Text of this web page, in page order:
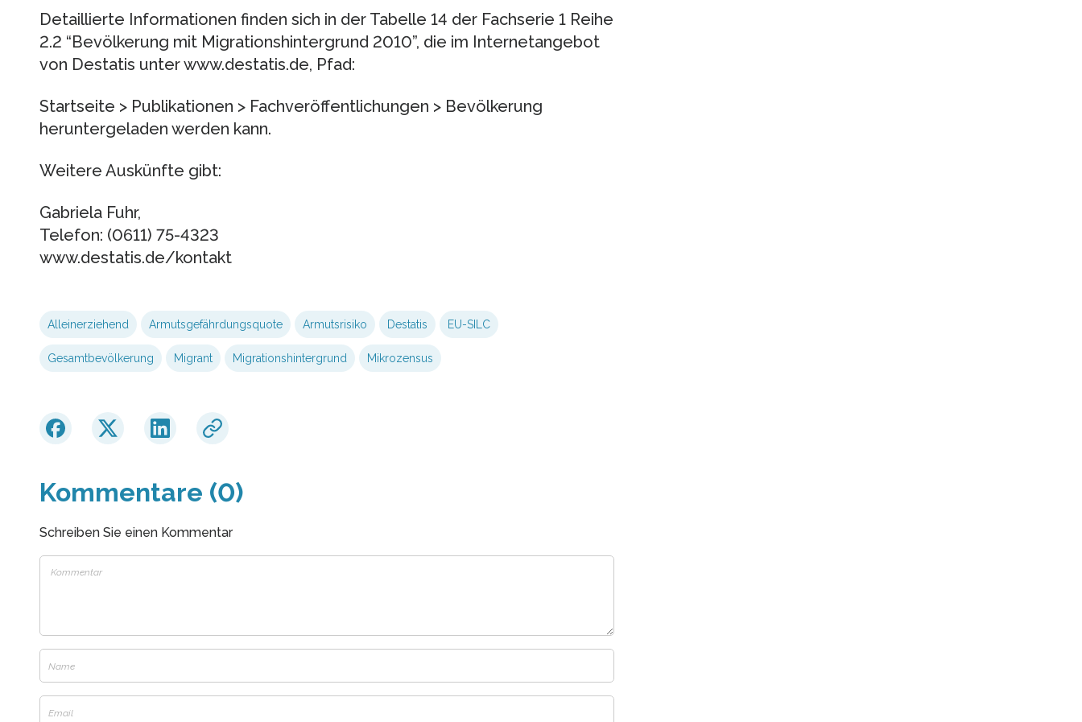
Detaillierte Informationen finden sich in der Tabelle 14 der Fachserie 1 Reihe
2.2 “Bevölkerung mit Migrationshintergrund 2010”, die im Internetangebot
von Destatis unter www.destatis.de, Pfad:
Startseite > Publikationen > Fachveröffentlichungen > Bevölkerung
heruntergeladen werden kann.
Weitere Auskünfte gibt:
Gabriela Fuhr,
Telefon: (0611) 75-4323
www.destatis.de/kontakt
Alleinerziehend Armutsgefährdungsquote Armutsrisiko Destatis EU-SILC
Gesamtbevölkerung Migrant Migrationshintergrund Mikrozensus
Kommentare (0)
Schreiben Sie einen Kommentar